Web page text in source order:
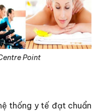
Point
thống y tế đạt chuẩn